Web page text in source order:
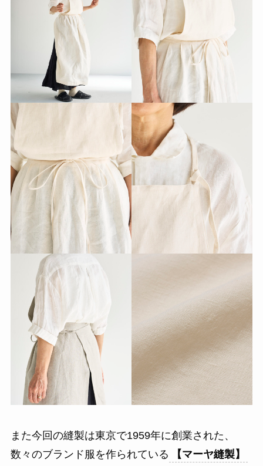
また今回の縫製は東京で1959年に創業された、
数々のブランド服を作られている
【マーヤ縫製】